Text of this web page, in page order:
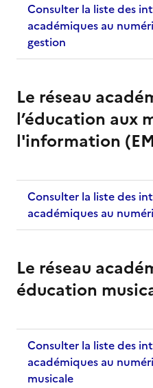
Consulter la liste des
académiques au
gestion
Le réseau
l’éducation aux
l'information
Consulter la liste des
académiques au
Le réseau
éducation
Consulter la liste des
académiques au
musicale